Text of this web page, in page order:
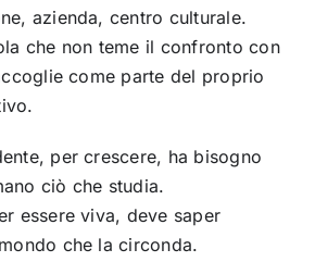
azienda, centro culturale.
che non teme il confronto con
come parte del proprio
per crescere, ha bisogno
ciò che studia.
essere viva, deve saper
che la circonda.